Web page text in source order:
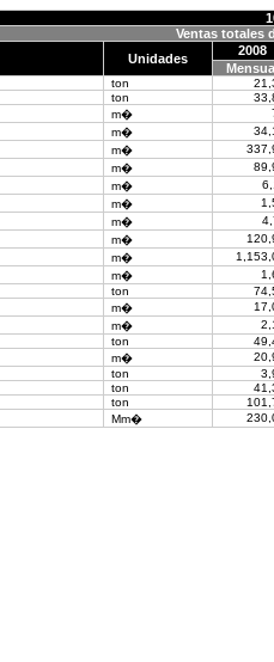
Ventas totales
Unidades
2008
ton
ton
m�
m�
m�
m�
m�
m�
m�
m�
m�
m�
ton
m�
m�
ton
m�
ton
ton
ton
Mm�